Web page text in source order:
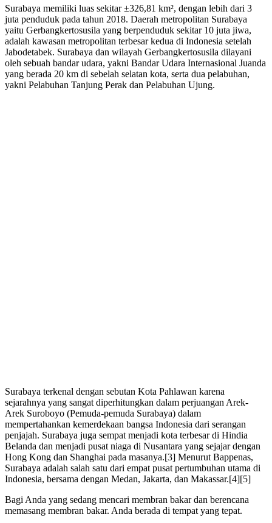
Surabaya memiliki luas sekitar ±326,81 km², dengan lebih dari 3
juta penduduk pada tahun 2018. Daerah metropolitan Surabaya
yaitu Gerbangkertosusila yang berpenduduk sekitar 10 juta jiwa,
adalah kawasan metropolitan terbesar kedua di Indonesia setelah
Jabodetabek. Surabaya dan wilayah Gerbangkertosusila dilayani
oleh sebuah bandar udara, yakni Bandar Udara Internasional Juanda
yang berada 20 km di sebelah selatan kota, serta dua pelabuhan,
yakni Pelabuhan Tanjung Perak dan Pelabuhan Ujung.
Surabaya terkenal dengan sebutan Kota Pahlawan karena
sejarahnya yang sangat diperhitungkan dalam perjuangan Arek-
Arek Suroboyo (Pemuda-pemuda Surabaya) dalam
mempertahankan kemerdekaan bangsa Indonesia dari serangan
penjajah. Surabaya juga sempat menjadi kota terbesar di Hindia
Belanda dan menjadi pusat niaga di Nusantara yang sejajar dengan
Hong Kong dan Shanghai pada masanya.[3] Menurut Bappenas,
Surabaya adalah salah satu dari empat pusat pertumbuhan utama di
Indonesia, bersama dengan Medan, Jakarta, dan Makassar.[4][5]
Bagi Anda yang sedang mencari membran bakar dan berencana
memasang membran bakar. Anda berada di tempat yang tepat.